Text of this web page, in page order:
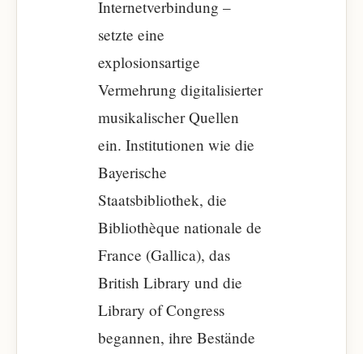
Internetverbindung –
setzte eine
explosionsartige
Vermehrung digitalisierter
musikalischer Quellen
ein. Institutionen wie die
Bayerische
Staatsbibliothek, die
Bibliothèque nationale de
France (Gallica), das
British Library und die
Library of Congress
begannen, ihre Bestände